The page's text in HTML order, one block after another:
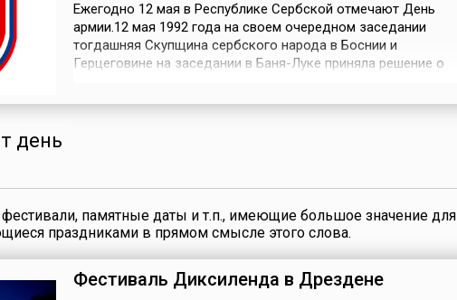
Ежегодно 12 мая в Республике Сербской отмечают День
армии.12 мая 1992 года на своем очередном заседании
тогдашняя Скупщина сербского народа в Боснии и
Герцеговине на заседании в Баня-Луке приняла решение о
день
памятные даты и т.п., имеющие большое значение для
праздниками в прямом смысле этого слова.
Фестиваль Диксиленда в Дрездене